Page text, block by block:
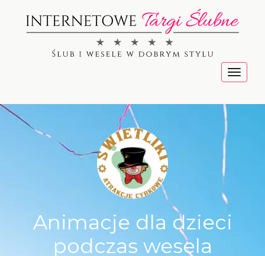
Menu
Animacje dla dzieci
podczas wesela